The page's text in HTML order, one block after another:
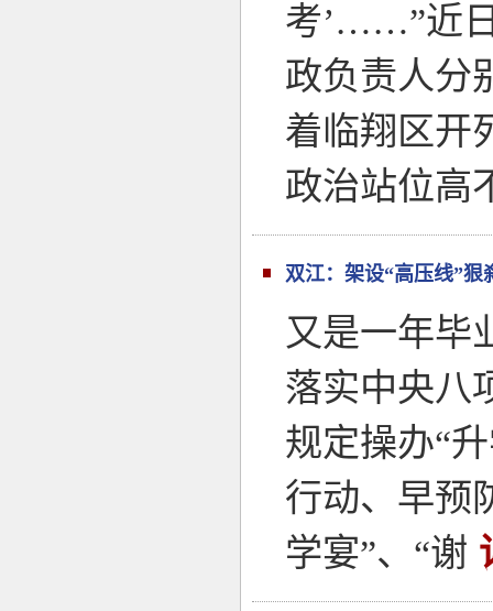
考’……”近
政负责人分
着临翔区
政治站位高
双江：架设“高压线”狠
又是一年毕
落实中央八
规定操办“
行动、早预
学宴”、“谢